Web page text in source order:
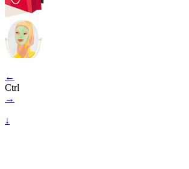
←
Ctrl
→
↓